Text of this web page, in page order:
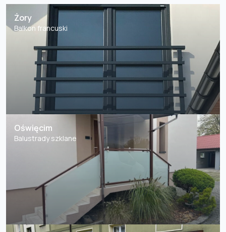
Żory
Balkon francuski
Oświęcim
Balustrady szklane